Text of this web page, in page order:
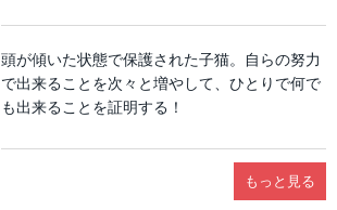
頭が傾いた状態で保護された子猫。自らの努力
で出来ることを次々と増やして、ひとりで何で
も出来ることを証明する！
もっと見る